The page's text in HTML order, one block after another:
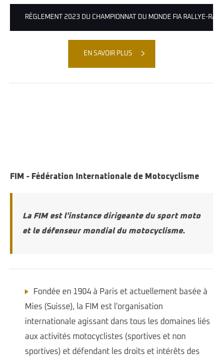
RÈGLEMENT 2023 DU CHAMPIONNAT DU MONDE FIA RALLYE-RAID
EN SAVOIR PLUS
FIM - Fédération Internationale de Motocyclisme
La FIM est l'instance dirigeante du sport moto
et le défenseur mondial du motocyclisme.
Fondée en 1904 à Paris et actuellement basée à
Mies (Suisse), la FIM est l'organisation
internationale agissant dans tous les domaines liés
aux activités motocyclistes (sportives et non
sportives) et défendant les droits et intérêts des